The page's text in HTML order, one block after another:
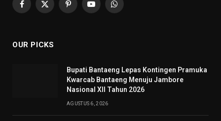
Facebook
X
PinterestYouTubeWhatsApp
OUR PICKS
Bupati Bantaeng Lepas Kontingen Pramuka
Kwarcab Bantaeng Menuju Jambore
Nasional XII Tahun 2026
AGUSTUS 6, 2026